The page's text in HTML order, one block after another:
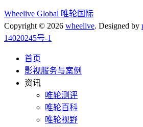
Wheelive Global 唯轮国际
Copyright © 2026 wheelive. Designed by
14020245号-1
首页
影视服务与案例
资讯
唯轮测评
唯轮百科
唯轮视野